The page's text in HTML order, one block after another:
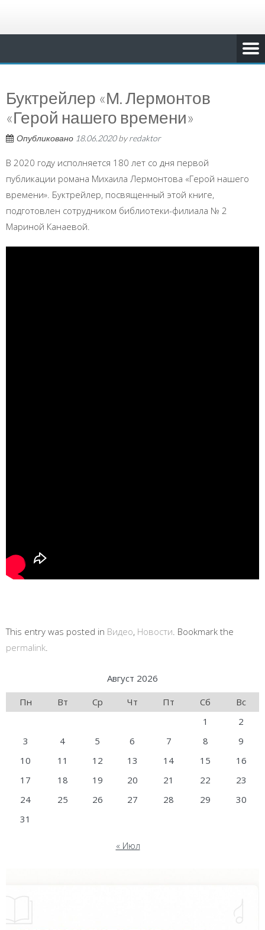
Буктрейлер «М. Лермонтов
«Герой нашего времени»
Опубликовано 18.06.2020byredaktor
В 2020 году исполняется 180 лет со дня первой
публикации романа Михаила Лермонтова «Герой нашего
времени». Буктрейлер, посвященный этой книге,
подготовлен сотрудником библиотеки-филиала № 2
Мариной Канаевой.
This entry was posted in Видео, Новости . Bookmark the
permalink
Август 2026
Пн
Вт Ср Чт Пт Сб
Вс
1
2
3
4 5 6 7 8
9
10
11 12 13 14 15
16
17
18 19 20 21 22
23
24
25 26 27 28 29
30
31
« Июл